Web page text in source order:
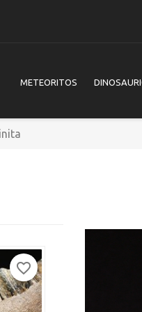
METEORITOS
favorite_border